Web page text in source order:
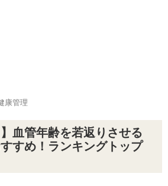
康管理
】血管年齢を若返りさせる
すめ！ランキングトップ